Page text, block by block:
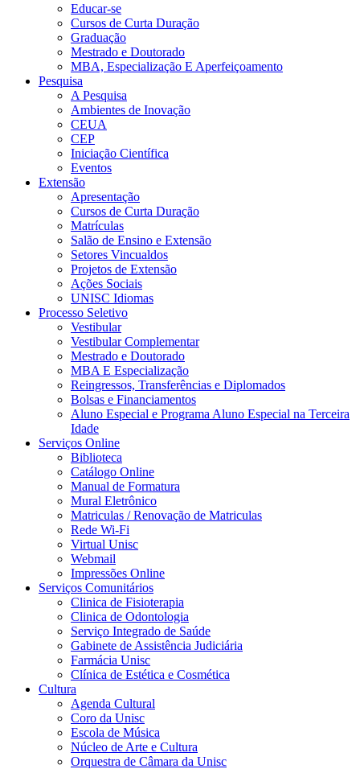
Educar-se
Cursos de Curta Duração
Graduação
Mestrado e Doutorado
MBA, Especialização E Aperfeiçoamento
Pesquisa
A Pesquisa
Ambientes de Inovação
CEUA
CEP
Iniciação Científica
Eventos
Extensão
Apresentação
Cursos de Curta Duração
Matrículas
Salão de Ensino e Extensão
Setores Vincualdos
Projetos de Extensão
Ações Sociais
UNISC Idiomas
Processo Seletivo
Vestibular
Vestibular Complementar
Mestrado e Doutorado
MBA E Especialização
Reingressos, Transferências e Diplomados
Bolsas e Financiamentos
Aluno Especial e Programa Aluno Especial na Terceira
Idade
Serviços Online
Biblioteca
Catálogo Online
Manual de Formatura
Mural Eletrônico
Matriculas / Renovação de Matriculas
Rede Wi-Fi
Virtual Unisc
Webmail
Impressões Online
Serviços Comunitários
Clinica de Fisioterapia
Clinica de Odontologia
Serviço Integrado de Saúde
Gabinete de Assistência Judiciária
Farmácia Unisc
Clínica de Estética e Cosmética
Cultura
Agenda Cultural
Coro da Unisc
Escola de Música
Núcleo de Arte e Cultura
Orquestra de Câmara da Unisc